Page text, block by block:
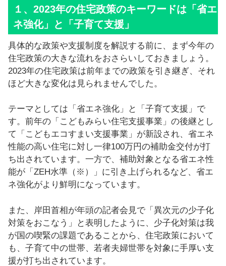
１、2023年の住宅政策のキーワードは「省エ
ネ強化」と「子育て支援」
具体的な政策や支援制度を解説する前に、まず今年の
住宅政策の大きな流れをおさらいしておきましょう。
2023年の住宅政策は前年までの政策を引き継ぎ、それ
ほど大きな変化は見られませんでした。
テーマとしては「省エネ強化」と「子育て支援」で
す。前年の「こどもみらい住宅支援事業」の後継とし
て「こどもエコすまい支援事業」が新設され、省エネ
性能の高い住宅に対し一律100万円の補助金交付が打
ち出されています。一方で、補助対象となる省エネ性
能が「ZEH水準（※）」に引き上げられるなど、省エ
ネ強化がより鮮明になっています。
また、岸田首相が年頭の記者会見で「異次元の少子化
対策をおこなう」と表明したように、少子化対策は我
が国の喫緊の課題であることから、住宅政策において
も、子育て中の世帯、若者夫婦世帯を対象に手厚い支
援が打ち出されています。